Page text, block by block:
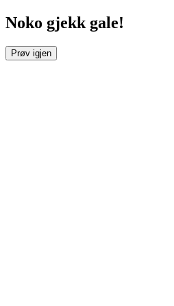
Noko gjekk gale!
Prøv igjen